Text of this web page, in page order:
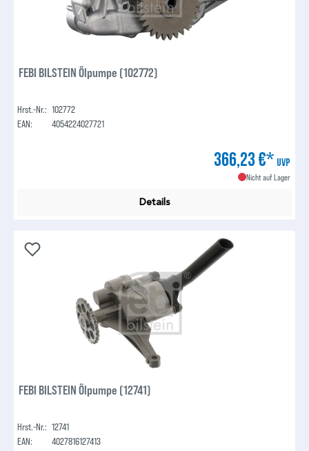
FEBI BILSTEIN Ölpumpe (102772)
Hrst.-Nr.: 102772
EAN:
4054224027721
366,23 €* UVP
Nicht auf Lager
Details
FEBI BILSTEIN Ölpumpe (12741)
Hrst.-Nr.: 12741
EAN:
4027816127413